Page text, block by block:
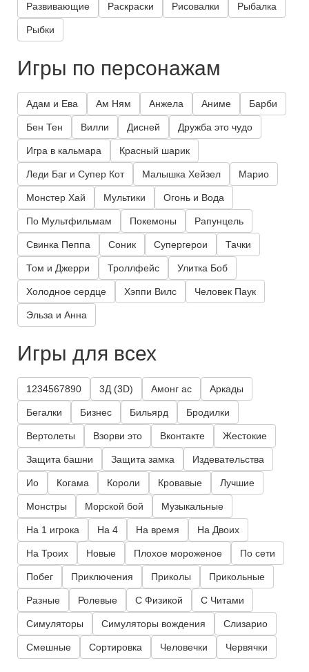
Развивающие Раскраски Рисовалки Рыбалка
Рыбки
Игры по персонажам
Адам и Ева Ам Ням Анжела Аниме Барби
Бен Тен Вилли Дисней Дружба это чудо
Игра в кальмара Красный шарик
Леди Баг и Супер Кот Малышка Хейзел Марио
Монстер Хай Мультики Огонь и Вода
По Мультфильмам Покемоны Рапунцель
Свинка Пеппа Соник Супергерои Тачки
Том и Джерри Троллфейс Улитка Боб
Холодное сердце Хэппи Вилс Человек Паук
Эльза и Анна
Игры для всех
1234567890 3Д (3D) Амонг ас Аркады
Бегалки Бизнес Бильярд Бродилки
Вертолеты Взорви это Вконтакте Жестокие
Защита башни Защита замка Издевательства
Ио Когама Короли Кровавые Лучшие
Монстры Морской бой Музыкальные
На 1 игрока На 4 На время На Двоих
На Троих Новые Плохое мороженое По сети
Побег Приключения Приколы Прикольные
Разные Ролевые С Физикой С Читами
Симуляторы Симуляторы вождения Слизарио
Смешные Сортировка Человечки Червячки